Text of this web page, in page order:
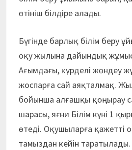
өтініш білдіре алады.
Бүгінде барлық білім беру
оқу жылына дайындық
Ағымдағы, күрделі жөндеу
жоспарға сай аяқталмақ.
бойынша алғашқы қоңырау
шарасы, яғни Білім күні 1
өтеді. Оқушыларға қажетті
тамыздан кейін таратылады.